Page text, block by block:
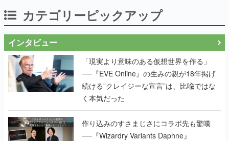
カテゴリーピックアップ
インタビュー
「現実より意味のある仮想世界を作る」
──『EVE Online』の生みの親が18年掲げ
続ける”クレイジーな宣言”は、比喩ではな
く本気だった
作り込みのすさまじさにコラボ先も驚嘆
──『Wizardry Variants Daphne』